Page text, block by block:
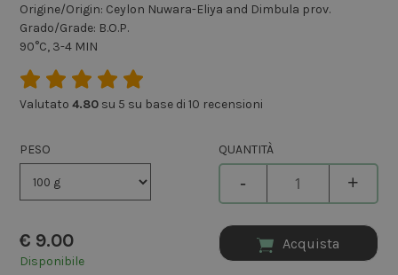
Origine/Origin: Ceylon Nuwara-Eliya and Dimbula prov.
Grado/Grade: B.O.P.
90°C, 3-4 MIN
Valutato4.80 su 5 su base di10 recensioni
PESO
€ 9.00
Disponibile
QUANTITÀ
- +
Acquista